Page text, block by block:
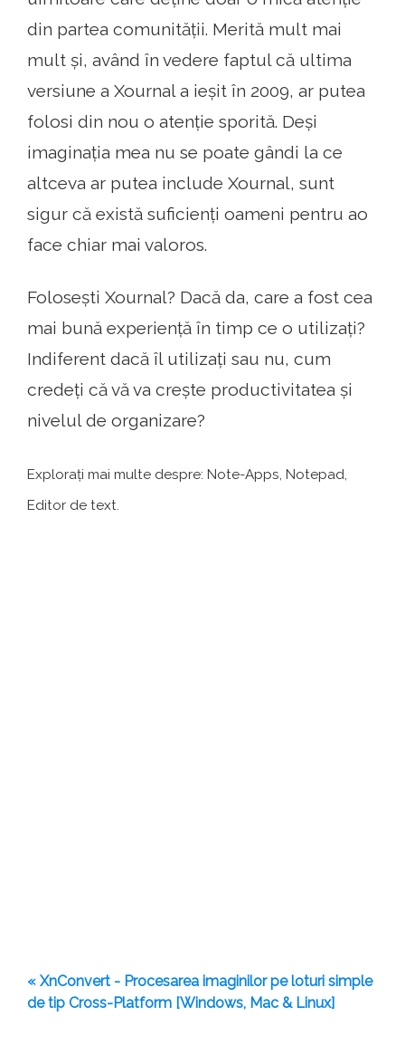
din partea comunității. Merită mult mai
mult și, având în vedere faptul că ultima
versiune a Xournal a ieșit în 2009, ar putea
folosi din nou o atenție sporită. Deși
imaginația mea nu se poate gândi la ce
altceva ar putea include Xournal, sunt
sigur că există suficienți oameni pentru ao
face chiar mai valoros.
Folosești Xournal? Dacă da, care a fost cea
mai bună experiență în timp ce o utilizați?
Indiferent dacă îl utilizați sau nu, cum
credeți că vă va crește productivitatea și
nivelul de organizare?
Explorați mai multe despre: Note-Apps, Notepad,
Editor de text.
« XnConvert - Procesarea imaginilor pe loturi simple
de tip Cross-Platform [Windows, Mac & Linux]